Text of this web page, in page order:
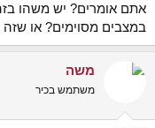
אתם אומרים? יש משהו
במצבים מסוימים? או שזה
משה
משתמש בכיר